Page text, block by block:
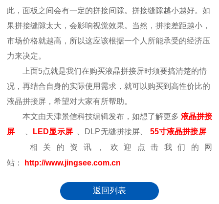
此，面板之间会有一定的拼接间隙。拼接缝隙越小越好。如
果拼接缝隙太大，会影响视觉效果。当然，拼接差距越小，
市场价格就越高，所以这应该根据一个人所能承受的经济压
力来决定。
上面5点就是我们在购买液晶拼接屏时须要搞清楚的情
况，再结合自身的实际使用需求，就可以购买到高性价比的
液晶拼接屏，希望对大家有所帮助。
本文由天津景信科技编辑发布，如想了解更多 液晶拼接
屏
LED显示屏 、DLP无缝拼接屏、
55寸液晶拼接屏
相关的资讯，欢迎点击我们的网
站：
http://www.jingsee.com.cn
返回列表